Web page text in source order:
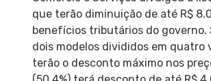
que terão diminuição de até R$
benefícios tributários do governo.
dois modelos divididos em quatro
terão o desconto máximo nos